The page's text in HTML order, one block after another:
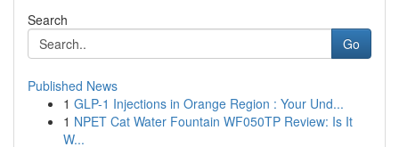
Search
Go
Published News
1 GLP-1 Injections in Orange Region : Your Und...
1 NPET Cat Water Fountain WF050TP Review: Is It
W...